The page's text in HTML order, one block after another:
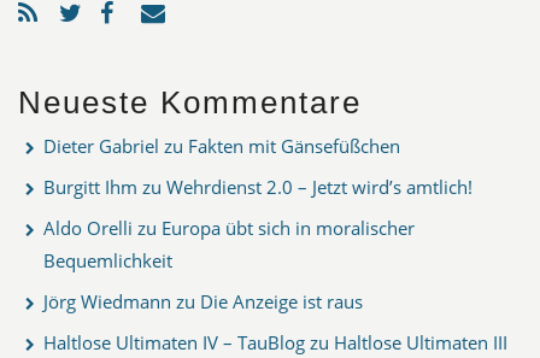
Neueste Kommentare
Dieter Gabriel zu Fakten mit Gänsefüßchen
Burgitt Ihm zu Wehrdienst 2.0 – Jetzt wird’s amtlich!
Aldo Orelli zu Europa übt sich in moralischer
Bequemlichkeit
Jörg Wiedmann zu Die Anzeige ist raus
Haltlose Ultimaten IV – TauBlog zu Haltlose Ultimaten III